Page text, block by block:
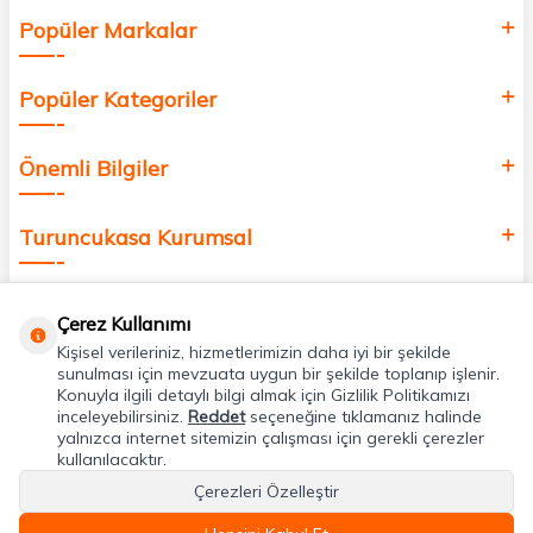
Popüler Markalar
Popüler Kategoriler
Önemli Bilgiler
Turuncukasa Kurumsal
Uygulamalarımız
Adres & İletişim
Çerez Kullanımı
Kişisel verileriniz, hizmetlerimizin daha iyi bir şekilde
sunulması için mevzuata uygun bir şekilde toplanıp işlenir.
Konuyla ilgili detaylı bilgi almak için Gizlilik Politikamızı
inceleyebilirsiniz. Reddetseçeneğine tıklamanız halinde
yalnızca internet sitemizin çalışması için gerekli çerezler
kullanılacaktır.
Çerezleri Özelleştir